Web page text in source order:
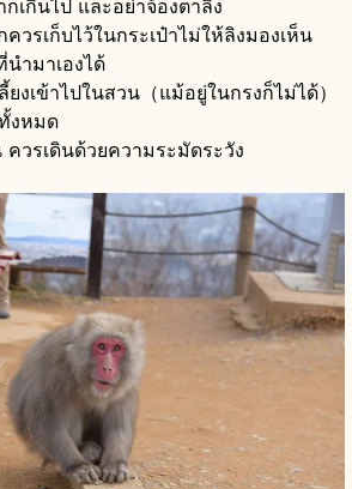
กเกินไป และอย่าจ้องตาลิง
วรเก็บไว้ในกระเป๋าไม่ให้ลิงมองเห็น
ำมาเองได้
งเข้าไปในสวน（แม้อยู่ในกรงก็ไม่ได้）
งหมด
วรเดินด้วยความระมัดระวัง